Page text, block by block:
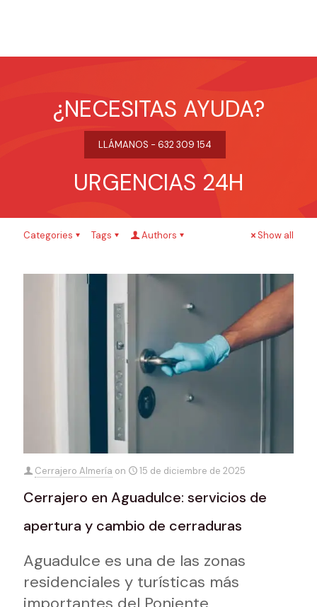
¿NECESITAS AYUDA?
LLÁMANOS - 632 309 154
URGENCIAS 24H
Categories Tags Authors Show all
Cerrajero Almería on 15 de diciembre de 2025
Cerrajero en Aguadulce: servicios de
apertura y cambio de cerraduras
Aguadulce es una de las zonas
residenciales y turísticas más